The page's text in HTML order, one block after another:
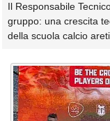
Il Responsabile
gruppo: una crescita
della scuola calcio